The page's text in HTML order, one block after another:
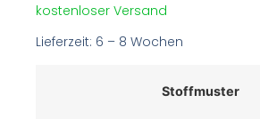
kostenloser Versand
Lieferzeit: 6 – 8 Wochen
Stoffmuster